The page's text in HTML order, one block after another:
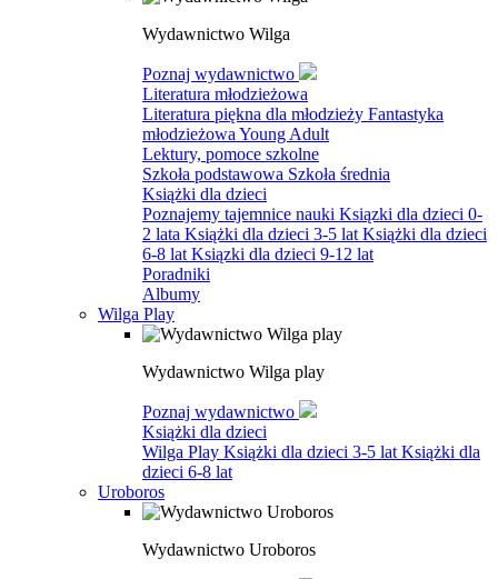
Wydawnictwo Wilga
Poznaj wydawnictwo
Literatura młodzieżowa
Literatura piękna dla młodzieży Fantastyka
młodzieżowa Young Adult
Lektury, pomoce szkolne
Szkoła podstawowa Szkoła średnia
Książki dla dzieci
Poznajemy tajemnice nauki Ksiązki dla dzieci 0-
2 lata Książki dla dzieci 3-5 lat Książki dla dzieci
6-8 lat Ksiązki dla dzieci 9-12 lat
Poradniki
Albumy
Wilga Play
Wydawnictwo Wilga play
Poznaj wydawnictwo
Książki dla dzieci
Wilga Play Książki dla dzieci 3-5 lat Książki dla
dzieci 6-8 lat
Uroboros
Wydawnictwo Uroboros